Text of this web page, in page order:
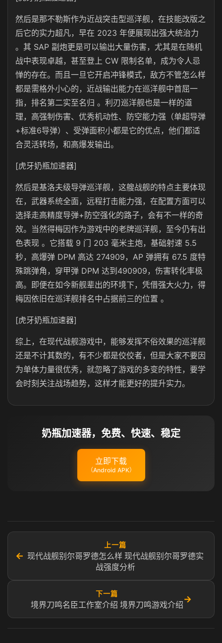
然后是那不勒斯作为近战突击型巡洋舰，在技能改版之
后它的实力超凡，早在 2023 年便展现出强大统治力
。其 SAP 副炮更是可以输出大量伤害，尤其是在随机
战中表现卓越，甚至登上 CW 限制名单，成为令人忌
惮的存在。而且一旦它开启冲锋模式，敌方不管怎么样
都是需格外小心的，近战输出能力在巡洋舰中首屈一
指，排名第二实至名归 。 利刃巡洋舰也是一样的道
理， 高强制伤害、优秀机动性、防空能力强（单超导弹
+标准6导弹）、受弹面积小都是它的优点，他们都适
合灵活转场，和高爆发输出。
[虎牙奶瓶加速器]
然后是基洛夫级导弹巡洋舰，这艘战舰的特点主要体现
在， 武器系统全面，远程打击能力强，在配置方面可以
选择走高精度导弹+防空强化的路子，会有不一样的奇
效。当然得梅因作为游戏中的老牌巡洋舰，至今仍有出
色表现 。它搭载 9 门 203 毫米主炮，基础射速 5.5
秒，高爆弹 DPM 高达 274909，AP 弹拥有 67.5 度特
殊跳弹角，穿甲弹 DPM 达到490909，伤害转化率极
高。即便在如今新舰辈出的环境下，凭借强大火力，得
梅因依旧在巡洋舰排名中占据前三的位置 。
[虎牙奶瓶加速器]
综上，在现代战舰游戏中，能够发挥不俗效果的巡洋舰
还是不计其数的，有不少都是佼佼者，但是大家不要因
为单体力量很优秀，就忽略了游戏的多变的特性，要学
会时刻关注战场趋势，这样才能更好的提升实力。
奶瓶加速器，免费、快速、稳定
立即下载
（Android APK）
←
上一篇
现代战舰别尔哥罗德怎么样 现代战舰别尔哥罗德实
战强度分析
下一篇
境界刀鸣名臣工作室介绍 境界刀鸣游戏介绍
→